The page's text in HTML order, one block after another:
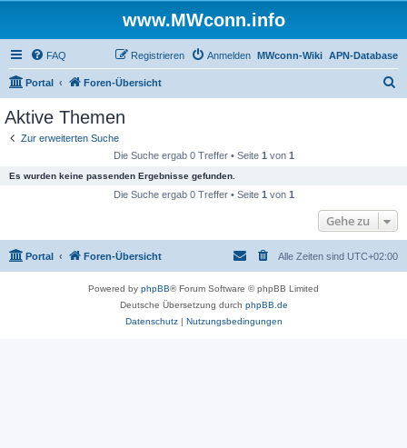
www.MWconn.info
FAQ APN-Database
MWconn-Wiki
Anmelden
Registrieren
Portal Foren-Übersicht
Aktive Themen
Zur erweiterten Suche
Die Suche ergab 0 Treffer • Seite 1 von 1
Es wurden keine passenden Ergebnisse gefunden.
Die Suche ergab 0 Treffer • Seite 1 von 1
Gehe zu
Portal Foren-Übersicht Alle Zeiten sind UTC+02:00
Powered by phpBB® Forum Software © phpBB Limited
Deutsche Übersetzung durch phpBB.de
Datenschutz| Nutzungsbedingungen